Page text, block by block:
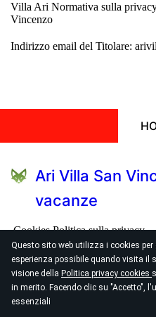
Questo sito web utilizza i cookies
esperienza possibile quando visita il
visione della Politica privacy cookies
in merito. Facendo clic su "Accetto",
essenziali
Villa Ari Normativa sulla
Vincenzo
Indirizzo email del Titolare:
Ari Villa San
vacanze
Cookies Politica sulla privacy
Viale Serristori 23 Via del
arivilla@mail.com